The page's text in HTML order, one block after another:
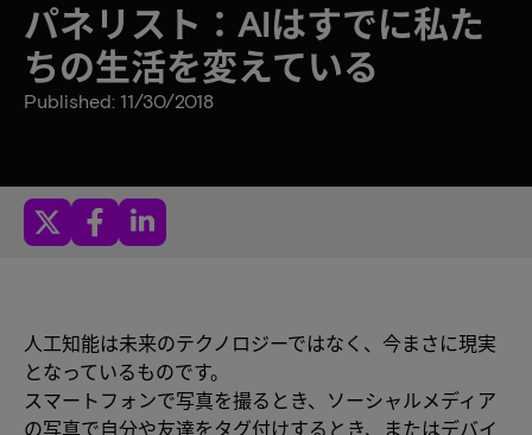
パネリスト：AIはすでに私た
ちの生活を変えている
Published: 11/30/2018
人工知能は未来のテクノロジーではなく、今まさに現実
となっているものです。
スマートフォンで写真を撮るとき、ソーシャルメディア
の写真で自分や友達をタグ付けするとき、またはデバイ